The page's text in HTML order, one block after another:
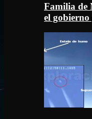
Familia de
el